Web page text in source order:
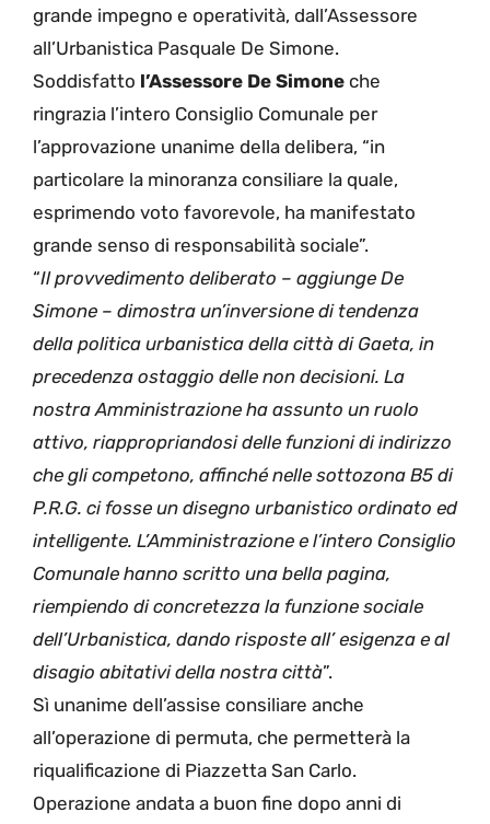
grande impegno e operatività, dall’Assessore
all’Urbanistica Pasquale De Simone.
Soddisfatto l’Assessore De Simone che
ringrazia l’intero Consiglio Comunale per
l’approvazione unanime della delibera, “in
particolare la minoranza consiliare la quale,
esprimendo voto favorevole, ha manifestato
grande senso di responsabilità sociale”.
“Il provvedimento deliberato – aggiunge De
Simone – dimostra un’inversione di tendenza
della politica urbanistica della città di Gaeta, in
precedenza ostaggio delle non decisioni. La
nostra Amministrazione ha assunto un ruolo
attivo, riappropriandosi delle funzioni di indirizzo
che gli competono, affinché nelle sottozona B5 di
P.R.G. ci fosse un disegno urbanistico ordinato ed
intelligente. L’Amministrazione e l’intero Consiglio
Comunale hanno scritto una bella pagina,
riempiendo di concretezza la funzione sociale
dell’Urbanistica, dando risposte all’ esigenza e al
disagio abitativi della nostra città”.
Sì unanime dell’assise consiliare anche
all’operazione di permuta, che permetterà la
riqualificazione di Piazzetta San Carlo.
Operazione andata a buon fine dopo anni di